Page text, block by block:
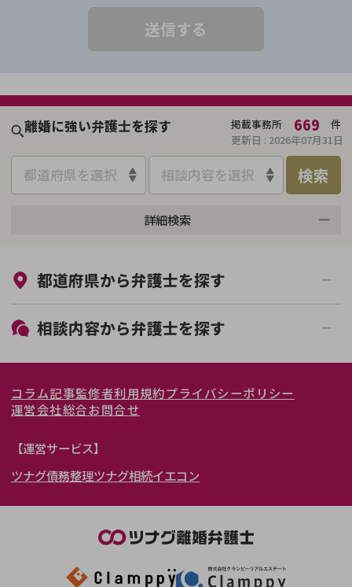
離婚に強い弁護士を探す 掲載事務所 669
件
更新日 : 2026年07月31日
都道府県を選択 相談内容を選択 検索
詳細検索
初回相談無料
土日祝の相談可能
都道府県から弁護士を探す
北海道・東北
北海道 青森県
岩手県 宮城県
秋田県
福島県
関東
東京都 神奈川県
埼玉県
茨城県 群馬県
東海
愛知県
岐阜県 山梨県
関西
大阪府 京都府
奈良県
和歌山県
北陸・甲信越
石川県
富山県
岡山県
九州・沖縄
相談内容から弁護士を探す
離婚裁判
親権・面会交流権
不貞・不倫慰謝料請求
養育費問題
財産分与
コラム記事監修者利用規約プライバシーポリシー
運営会社総合お問合せ
【運営サービス】
ツナグ債務整理ツナグ相続イエコン